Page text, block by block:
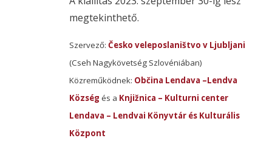
megtekinthető.
Szervező: Česko veleposlaništvo v Ljubljani
(Cseh Nagykövetség Szlovéniában)
Közreműködnek: Občina Lendava –Lendva
Község és a Knjižnica – Kulturni center
Lendava – Lendvai Könyvtár és Kulturális
Központ